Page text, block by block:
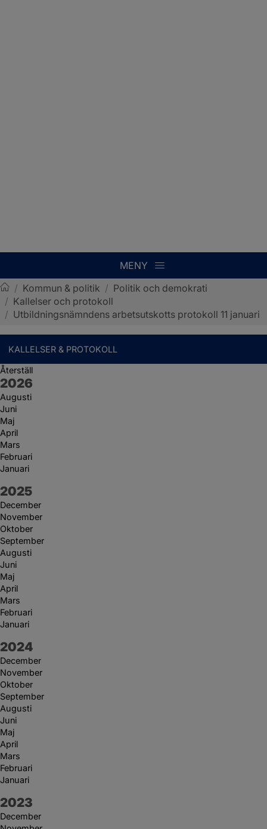
MENY
Sotenäs kommun
/ Kommun & politik / Politik och demokrati
/ Kallelser och protokoll
/ Utbildningsnämndens arbetsutskotts protokoll 11 januari
KALLELSER & PROTOKOLL
Återställ
År:
2026
Augusti
Juni
Maj
April
Mars
Februari
Januari
År:
2025
December
November
Oktober
September
Augusti
Juni
Maj
April
Mars
Februari
Januari
År:
2024
December
November
Oktober
September
Augusti
Juni
Maj
April
Mars
Februari
Januari
År:
2023
December